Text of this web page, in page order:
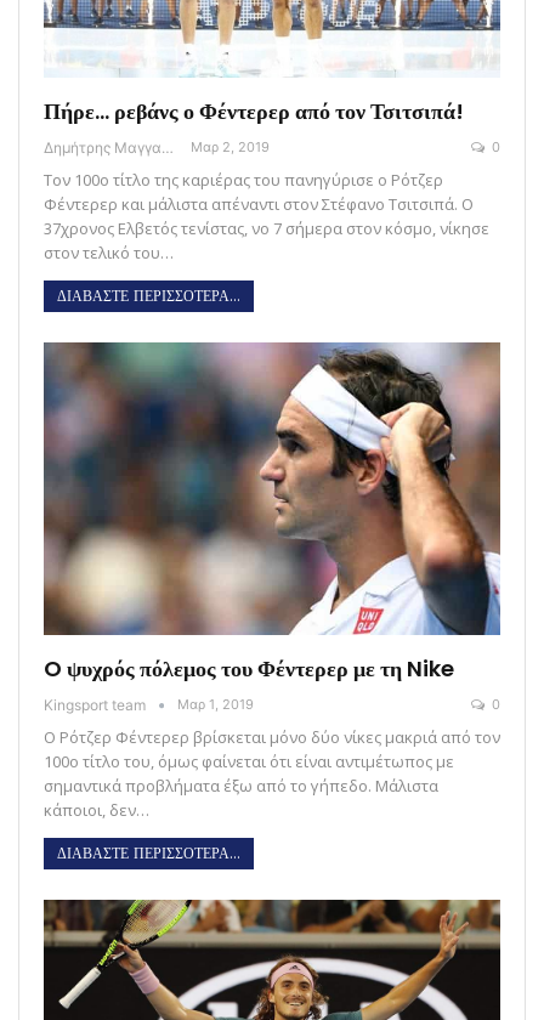
Πήρε… ρεβάνς ο Φέντερερ από τον Τσιτσιπά!
Δημήτρης Μαγγανάρης Μαρ 2, 2019 0
Τον 100ο τίτλο της καριέρας του πανηγύρισε ο Ρότζερ
Φέντερερ και μάλιστα απέναντι στον Στέφανο Τσιτσιπά. Ο
37χρονος Ελβετός τενίστας, νο 7 σήμερα στον κόσμο, νίκησε
στον τελικό του…
ΔΙΑΒΑΣΤΕ ΠΕΡΙΣΣΟΤΕΡΑ...
O ψυχρός πόλεμος του Φέντερερ με τη Nike
Kingsport team Μαρ 1, 2019 0
O Ρότζερ Φέντερερ βρίσκεται μόνο δύο νίκες μακριά από τον
100ο τίτλο του, όμως φαίνεται ότι είναι αντιμέτωπος με
σημαντικά προβλήματα έξω από το γήπεδο. Μάλιστα
κάποιοι, δεν…
ΔΙΑΒΑΣΤΕ ΠΕΡΙΣΣΟΤΕΡΑ...